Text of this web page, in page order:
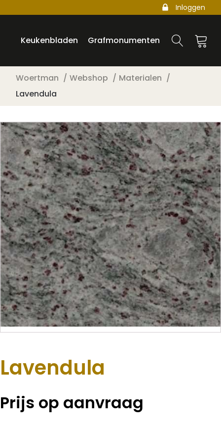
Inloggen
Keukenbladen Grafmonumenten
Woertman Webshop
Materialen
Lavendula
Lavendula
Prijs op aanvraag